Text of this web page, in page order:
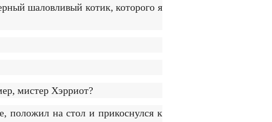
шаловливый котик, которого я
мистер Хэрриот?
положил на стол и прикоснулся к